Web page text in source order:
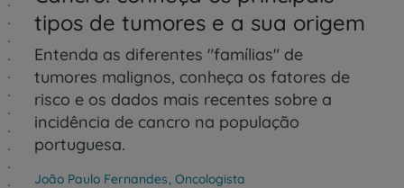
tipos de tumores e a sua origem
Entenda as diferentes "famílias" de
tumores malignos, conheça os fatores de
risco e os dados mais recentes sobre a
incidência de cancro na população
portuguesa.
João Paulo Fernandes, Oncologista